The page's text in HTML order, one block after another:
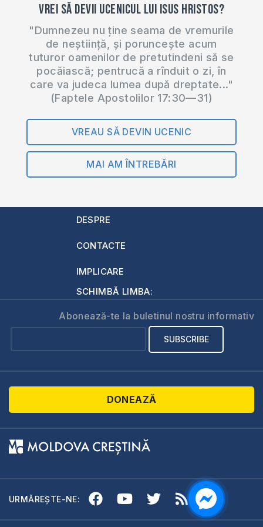
Vrei să devii ucenicul lui Isus Hristos?
"Dumnezeu nu ține seama de vremurile
de neștiință, și poruncește acum
tuturor oamenilor de pretutindeni să se
pocăiască; pentrucă a rînduit o zi, în
care va judeca lumea după dreptate..."
(Faptele Apostolilor 17:30—31)
VREAU SĂ DEVIN UCENIC
MAI AM ÎNTREBĂRI
DESPRE
CONTACTE
IMPLICARE
SCHIMBĂ LIMBA:
Abonează-te la buletinul nostru informativ
DONEAZĂ
URMĂREȘTE-NE: